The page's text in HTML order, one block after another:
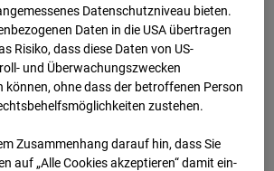
14.01.2026 07:00
Datenschutzniveau bieten.
Daten in die USA übertragen
Risiko, dass diese Daten von US-
und Überwachungszwecken
können, ohne dass der betroffenen Person
zustehen.
Zusammenhang darauf hin, dass Sie
auf „Alle Cookies akzeptieren“ damit ein­